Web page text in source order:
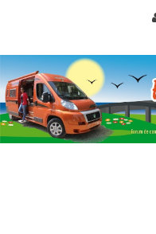
Fourgon-
Forum de conseils et
aménagés, vans et de